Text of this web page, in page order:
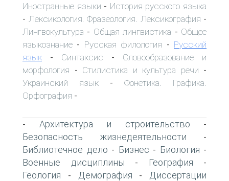
Иностранные языки - История русского языка
- Лексикология. Фразеология. Лексикография -
Лингвокультура - Общая лингвистика - Общее
языкознание - Русская филология - Русский
язык - Синтаксис - Словообразование и
морфология - Стилистика и культура речи -
Украинский язык - Фонетика. Графика.
Орфография -
- Архитектура и строительство -
Безопасность жизнедеятельности -
Библиотечное дело - Бизнес - Биология -
Военные дисциплины - География -
Геология - Демография -
Диссертации